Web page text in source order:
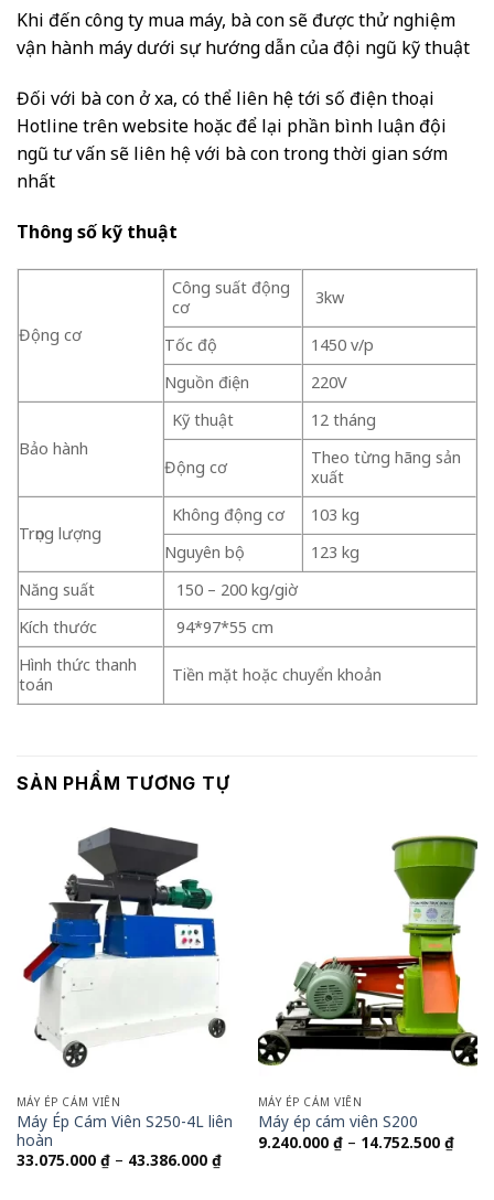
Khi đến công ty mua máy, bà con sẽ được thử nghiệm
vận hành máy dưới sự hướng dẫn của đội ngũ kỹ thuật
Đối với bà con ở xa, có thể liên hệ tới số điện thoại
Hotline trên website hoặc để lại phần bình luận đội
ngũ tư vấn sẽ liên hệ với bà con trong thời gian sớm
nhất
Thông số kỹ thuật
Động cơ
Công suất động
cơ
3kw
Tốc độ
1450 v/p
Nguồn điện
220V
Bảo hành
Kỹ thuật 12 tháng
Động cơ
Theo từng hãng sản
xuất
Trọng lượng
Không động cơ
103 kg
Nguyên bộ
123 kg
Năng suất
150 – 200 kg/giờ
Kích thước
94*97*55 cm
Hình thức thanh
toán
Tiền mặt hoặc chuyển khoản
SẢN PHẨM TƯƠNG TỰ
MÁY ÉP CÁM VIÊN
Máy Ép Cám Viên S250-4L liên
hoàn
33.075.000 ₫ – 43.386.000 ₫Khoảng
giá:
MÁY ÉP CÁM VIÊN
Máy ép cám viên S200
9.240.000 ₫ – 14.752.500 ₫
giá: